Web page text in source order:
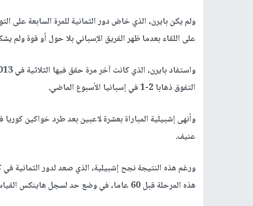
ولم يكن بايرن، الذي خاض دور الثمانية للمرة السابعة على
على اللقاء بعدما ظهر الفريق الإسباني بلا حول أو قوة ولم
التفوق ذهابا 2-1 في إسبانيا الأسبوع الماضي.
وأنهى إشبيلية المباراة بعشرة لاعبين بعد طرد خواكين
عنيف.
ورغم هذه النتيجة نجح إشبيلية، الذي صعد لدور الثمانية
هذه المرحلة قبل 60 عاما، في وضع حد لسجل هاينكس القياسي بالفوز في 12 مباراة متتالية بالمسابقة.